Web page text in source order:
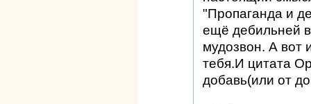
"Пропаганда и
ещё дебильней
мудозвон. А вот
тебя.И цитата
добавь(или от